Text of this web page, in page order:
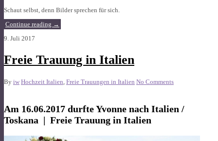
Schaut selbst, denn Bilder sprechen für sich.
Continue reading →
9. Juli 2017
Freie Trauung in Italien
By iw Hochzeit Italien Freie Trauungen in Italien No Comments
Am 16.06.2017 durfte Yvonne nach Italien /
Toskana | Freie Trauung in Italien